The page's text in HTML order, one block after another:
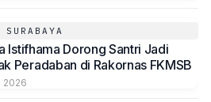
SURABAYA
Istifhama Dorong Santri Jadi
Peradaban di Rakornas FKMSB
2026